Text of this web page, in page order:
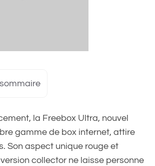
la Freebox Ultra, nouvel
gamme de box internet, attire
Son aspect unique rouge et
collector ne laisse personne